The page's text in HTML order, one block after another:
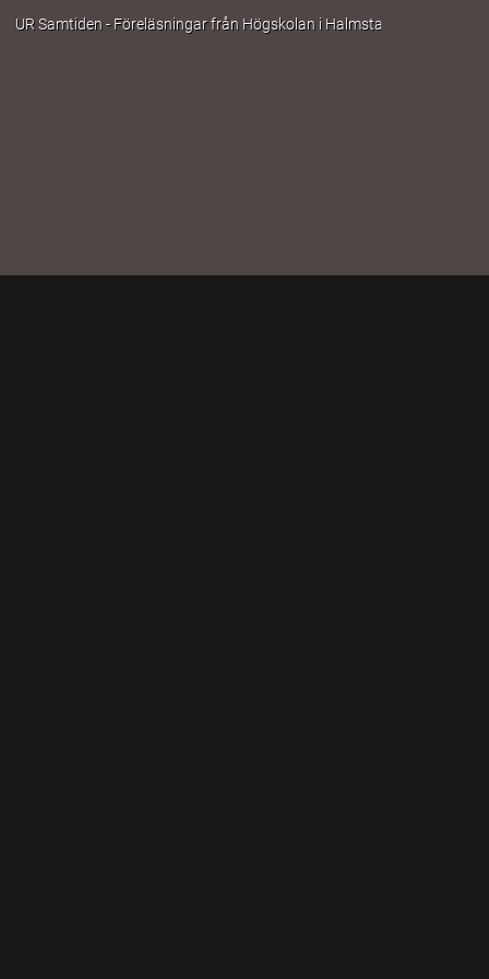
UR Samtiden - Föreläsningar från Högskolan i Halmstad: Det